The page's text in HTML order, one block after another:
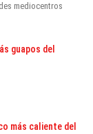
mediocentros
guapos del
más caliente del